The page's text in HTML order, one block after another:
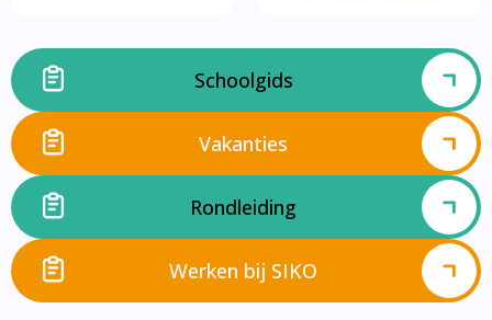
Schoolgids
Vakanties
Rondleiding
Werken bij SIKO